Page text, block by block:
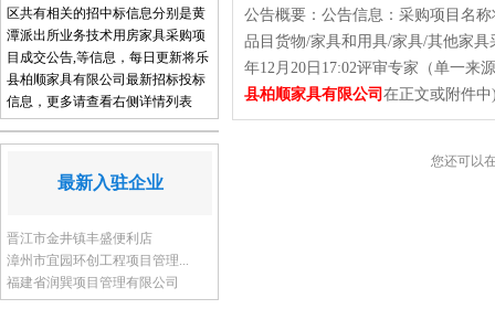
区共有相关的招中标信息分别是黄
潭派出所业务技术用房家具采购项
目成交公告,等信息，每日更新将乐
县柏顺家具有限公司最新招标投标
信息，更多请查看右侧详情列表
最新入驻企业
晋江市金井镇丰盛便利店
漳州市宜园环创工程项目管理...
福建省润巽项目管理有限公司
公告概要：公告信息：采购项目名
品目货物/家具和用具/家具/其他家
年12月20日17:02评审专家（单一来
县柏顺家具有限公司 在正文或附件中
您还可以